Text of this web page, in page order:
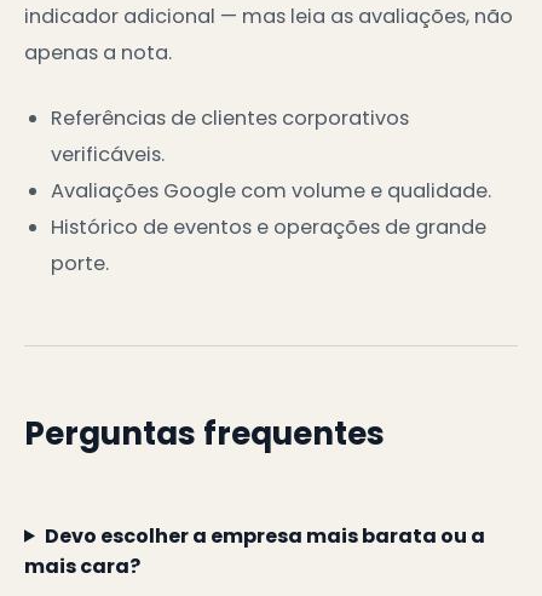
indicador adicional — mas leia as avaliações, não
apenas a nota.
Referências de clientes corporativos
verificáveis.
Avaliações Google com volume e qualidade.
Histórico de eventos e operações de grande
porte.
Perguntas frequentes
Devo escolher a empresa mais barata ou a
mais cara?